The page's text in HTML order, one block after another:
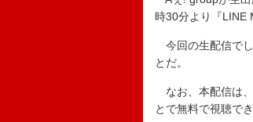
時30分より『LINE
今回の生配信で
とだ。
なお、本配信は
とで無料で視聴でき